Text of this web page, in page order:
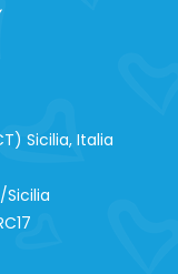
Sicilia, Italia
Sicilia